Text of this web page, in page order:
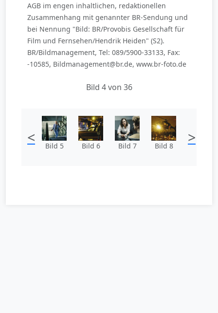
AGB im engen inhaltlichen, redaktionellen
Zusammenhang mit genannter BR-Sendung und
bei Nennung "Bild: BR/Provobis Gesellschaft für
Film und Fernsehen/Hendrik Heiden" (S2).
BR/Bildmanagement, Tel: 089/5900-33133, Fax:
-10585, Bildmanagement@br.de, www.br-foto.de
Bild 4 von 36
< Bild 5 Bild 6 Bild 7 Bild 8 >